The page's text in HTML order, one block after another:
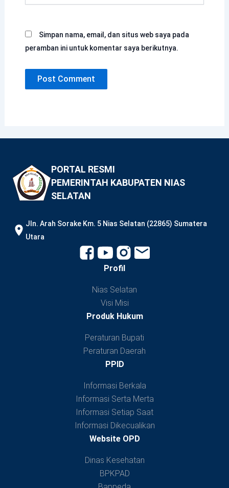
Simpan nama, email, dan situs web saya pada
peramban ini untuk komentar saya berikutnya.
PORTAL RESMI
PEMERINTAH KABUPATEN NIAS
SELATAN
JIn. Arah Sorake Km. 5 Nias Selatan (22865) Sumatera
Utara
Profil
Nias Selatan
Visi Misi
Produk Hukum
Peraturan Bupati
Peraturan Daerah
PPID
Informasi Berkala
Informasi Serta Merta
Informasi Setiap Saat
Informasi Dikecualikan
Website OPD
Dinas Kesehatan
BPKPAD